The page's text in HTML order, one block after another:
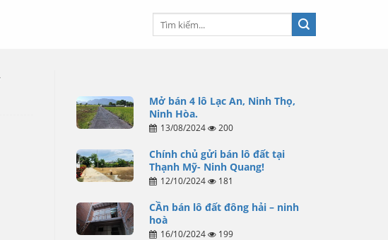
Mở bán 4 lô Lạc An, Ninh Thọ,
Ninh Hòa.
13/08/2024 200
Chính chủ gửi bán lô đất tại
Thạnh Mỹ- Ninh Quang!
12/10/2024 181
CẦn bán lô đất đông hải – ninh
hoà
16/10/2024 199